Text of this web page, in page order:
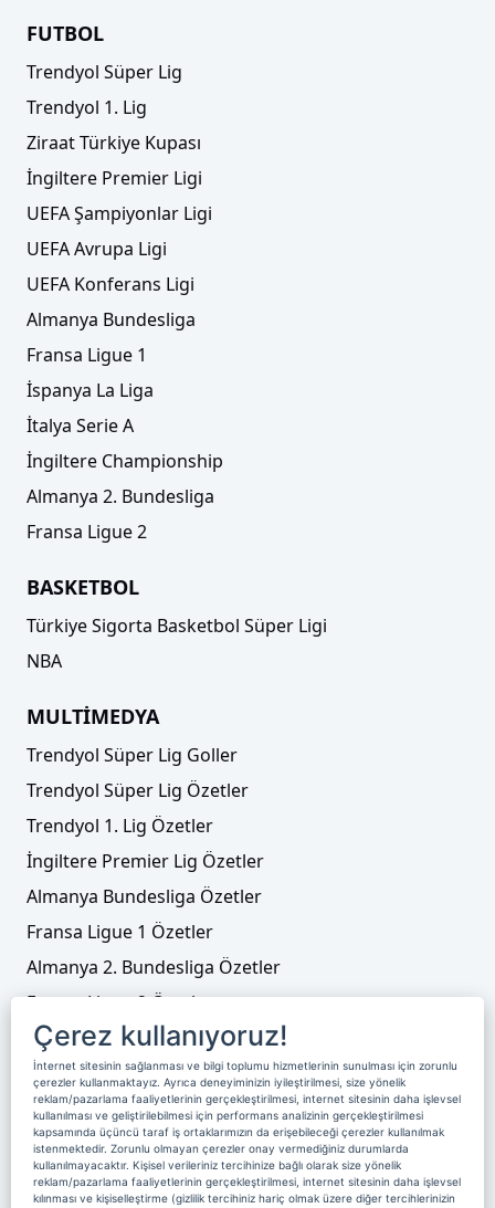
FUTBOL
Trendyol Süper Lig
Trendyol 1. Lig
Ziraat Türkiye Kupası
İngiltere Premier Ligi
UEFA Şampiyonlar Ligi
UEFA Avrupa Ligi
UEFA Konferans Ligi
Almanya Bundesliga
Fransa Ligue 1
İspanya La Liga
İtalya Serie A
İngiltere Championship
Almanya 2. Bundesliga
Fransa Ligue 2
BASKETBOL
Türkiye Sigorta Basketbol Süper Ligi
NBA
MULTİMEDYA
Trendyol Süper Lig Goller
Trendyol Süper Lig Özetler
Trendyol 1. Lig Özetler
İngiltere Premier Lig Özetler
Almanya Bundesliga Özetler
Fransa Ligue 1 Özetler
Almanya 2. Bundesliga Özetler
Fransa Ligue 2 Özetler
Tenis
Video Liste
Foto Galeriler
Üyelik Yayın Akışı Reklam
Site Sözleşmesi
Çerez kullanıyoruz!
İnternet sitesinin sağlanması ve bilgi toplumu hizmetlerinin sunulması için zorunlu
çerezler kullanmaktayız. Ayrıca deneyiminizin iyileştirilmesi, size yönelik
reklam/pazarlama faaliyetlerinin gerçekleştirilmesi, internet sitesinin daha işlevsel
kullanılması ve geliştirilebilmesi için performans analizinin gerçekleştirilmesi
kapsamında üçüncü taraf iş ortaklarımızın da erişebileceği çerezler kullanılmak
istenmektedir. Zorunlu olmayan çerezler onay vermediğiniz durumlarda
kullanılmayacaktır. Kişisel verileriniz tercihinize bağlı olarak size yönelik
reklam/pazarlama faaliyetlerinin gerçekleştirilmesi, internet sitesinin daha işlevsel
kılınması ve kişiselleştirme (gizlilik tercihiniz hariç olmak üzere diğer tercihlerinizin